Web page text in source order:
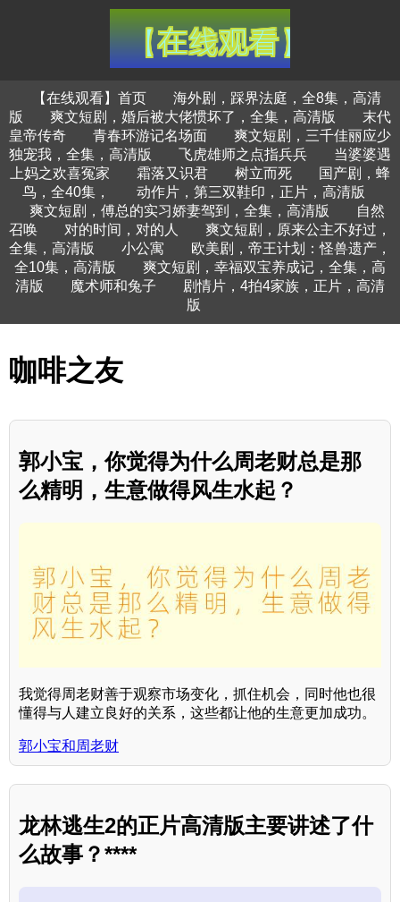
【在线观看】首页
海外剧，踩界法庭，全8集，高清
版
爽文短剧，婚后被大佬惯坏了，全集，高清版
末代
皇帝传奇
青春环游记名场面
爽文短剧，三千佳丽应少
独宠我，全集，高清版
飞虎雄师之点指兵兵
当婆婆遇
上妈之欢喜冤家
霜落又识君 树立而死
国产剧，蜂
鸟，全40集，
动作片，第三双鞋印，正片，高清版
爽文短剧，傅总的实习娇妻驾到，全集，高清版
自然
召唤
对的时间，对的人
爽文短剧，原来公主不好过，
全集，高清版
小公寓
欧美剧，帝王计划：怪兽遗产，
全10集，高清版
爽文短剧，幸福双宝养成记，全集，高
清版
魔术师和兔子
剧情片，4拍4家族，正片，高清
版
咖啡之友
郭小宝，你觉得为什么周老财总是那
么精明，生意做得风生水起？
我觉得周老财善于观察市场变化，抓住机会，同时他也很
懂得与人建立良好的关系，这些都让他的生意更加成功。
郭小宝和周老财
龙林逃生2的正片高清版主要讲述了什
么故事？****